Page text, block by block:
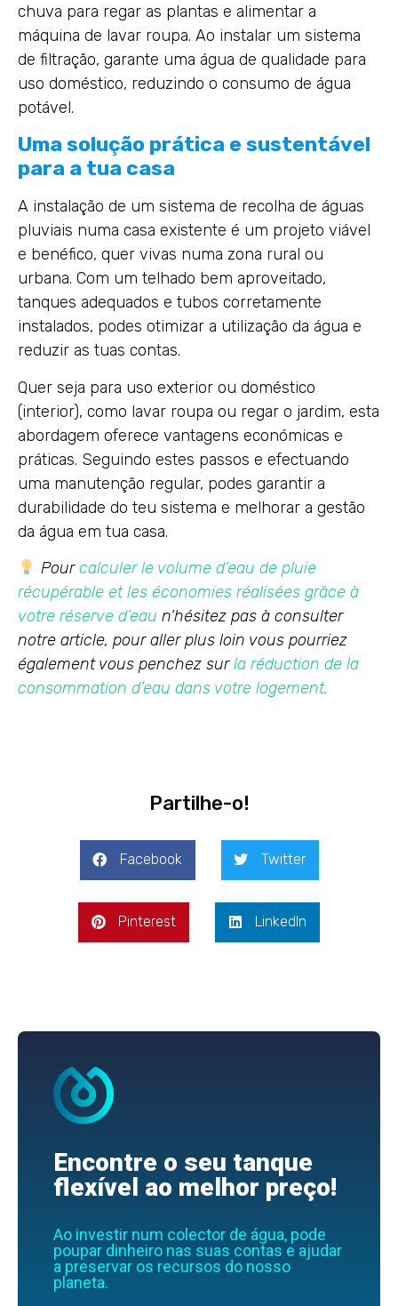
chuva para regar as plantas e alimentar a
máquina de lavar roupa. Ao instalar um sistema
de filtração, garante uma água de qualidade para
uso doméstico, reduzindo o consumo de água
potável.
Uma solução prática e sustentável
para a tua casa
A instalação de um sistema de recolha de águas
pluviais numa casa existente é um projeto viável
e benéfico, quer vivas numa zona rural ou
urbana. Com um telhado bem aproveitado,
tanques adequados e tubos corretamente
instalados, podes otimizar a utilização da água e
reduzir as tuas contas.
Quer seja para uso exterior ou doméstico
(interior), como lavar roupa ou regar o jardim, esta
abordagem oferece vantagens económicas e
práticas. Seguindo estes passos e efectuando
uma manutenção regular, podes garantir a
durabilidade do teu sistema e melhorar a gestão
da água em tua casa.
Pourcalculer le volume d’eau de pluie
récupérable et les économies réalisées grâce à
votre réserve d’eau n’hésitez pas à consulter
notre article, pour aller plus loin vous pourriez
également vous penchez surla réduction de la
consommation d’eau dans votre logement.
Partilhe-o!
Facebook Twitter
Pinterest LinkedIn
Encontre o seu tanque
flexível ao melhor preço!
Ao investir num colector de água, pode
poupar dinheiro nas suas contas e ajudar
a preservar os recursos do nosso
planeta.